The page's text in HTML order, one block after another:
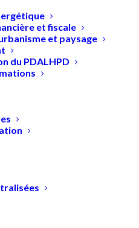
et fiscale
et paysage
du PDALHPD